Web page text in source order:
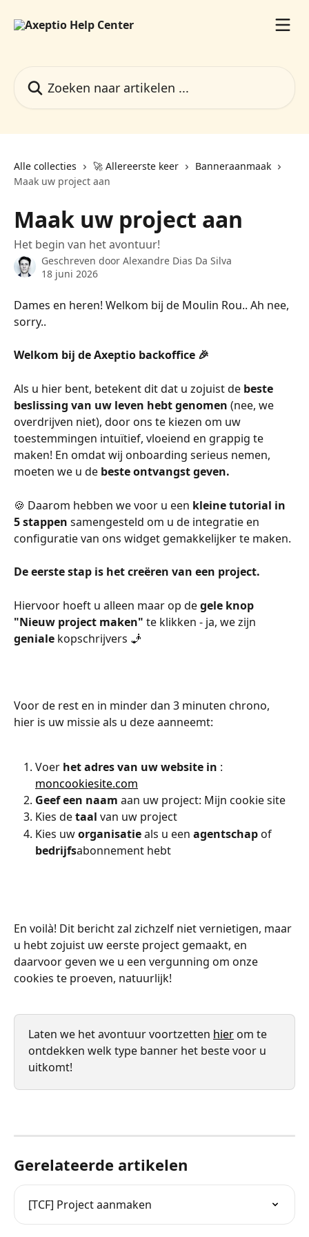
Alle collecties 🚀 Allereerste keer
Banneraanmaak
Maak uw project aan
Maak uw project aan
Het begin van het avontuur!
Geschreven door Alexandre Dias Da Silva
18 juni 2026
Dames en heren! Welkom bij de Moulin Rou.. Ah nee,
sorry..
Welkom bij de Axeptio backoffice 🎉
Als u hier bent, betekent dit dat u zojuist de beste
beslissing van uw leven hebt genomen (nee, we
overdrijven niet), door ons te kiezen om uw
toestemmingen intuïtief, vloeiend en grappig te
maken! En omdat wij onboarding serieus nemen,
moeten we u de beste ontvangst geven.
🍪 Daarom hebben we voor u een kleine tutorial in
5 stappen samengesteld om u de integratie en
configuratie van ons widget gemakkelijker te maken.
De eerste stap is het creëren van een project.
Hiervoor hoeft u alleen maar op de gele knop
"Nieuw project maken" te klikken - ja, we zijn
geniale kopschrijvers 🧞
Voor de rest en in minder dan 3 minuten chrono,
hier is uw missie als u deze aanneemt:
Voer het adres van uw website in :
moncookiesite.com
Geef een naam aan uw project: Mijn cookie site
Kies de taal van uw project
Kies uw organisatie als u een agentschap of
bedrijfsabonnement hebt
En voilà! Dit bericht zal zichzelf niet vernietigen, maar
u hebt zojuist uw eerste project gemaakt, en
daarvoor geven we u een vergunning om onze
cookies te proeven, natuurlijk!
Laten we het avontuur voortzetten hier om te
ontdekken welk type banner het beste voor u
uitkomt!
Gerelateerde artikelen
[TCF] Project aanmaken